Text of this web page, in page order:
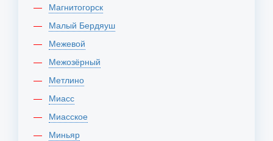
Магнитогорск
Малый Бердяуш
Межевой
Межозёрный
Метлино
Миасс
Миасское
Миньяр